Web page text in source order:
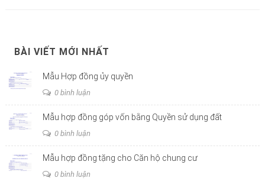
BÀI VIẾT MỚI NHẤT
Mẫu Hợp đồng ủy quyền
0 bình luận
Mẫu hợp đồng góp vốn bằng Quyền sử dụng đất
0 bình luận
Mẫu hợp đồng tặng cho Căn hộ chung cư
0 bình luận